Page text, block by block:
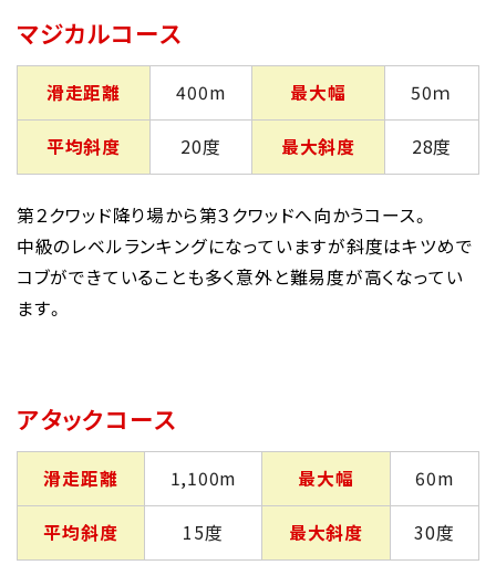
マジカルコース
滑走距離 400m 最大幅 50ｍ
平均斜度 20度 最大斜度 28度
第２クワッド降り場から第３クワッドへ向かうコース。
中級のレベルランキングになっていますが斜度はキツめで
コブができていることも多く意外と難易度が高くなってい
ます。
アタックコース
滑走距離 1,100m 最大幅 60m
平均斜度 15度 最大斜度 30度